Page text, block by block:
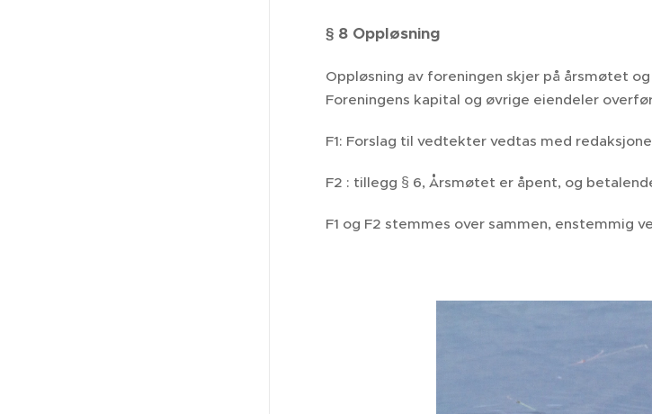
§ 8 Oppløsning
Oppløsning av foreningen skjer på årsmøtet
Foreningens kapital og øvrige eiendeler
F1: Forslag til vedtekter vedtas med
F2 : tillegg § 6, Årsmøtet er åpent, og
F1 og F2 stemmes over sammen, enstemmig